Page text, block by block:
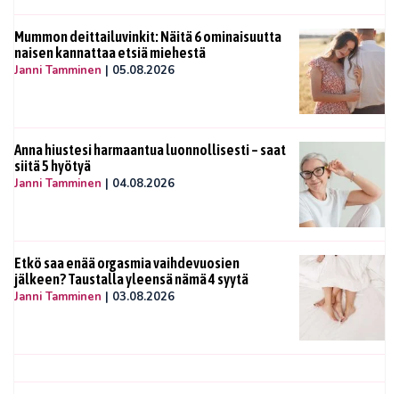
Mummon deittailuvinkit: Näitä 6 ominaisuutta
naisen kannattaa etsiä miehestä
Janni Tamminen | 05.08.2026
Anna hiustesi harmaantua luonnollisesti – saat
siitä 5 hyötyä
Janni Tamminen | 04.08.2026
Etkö saa enää orgasmia vaihdevuosien
jälkeen? Taustalla yleensä nämä 4 syytä
Janni Tamminen | 03.08.2026